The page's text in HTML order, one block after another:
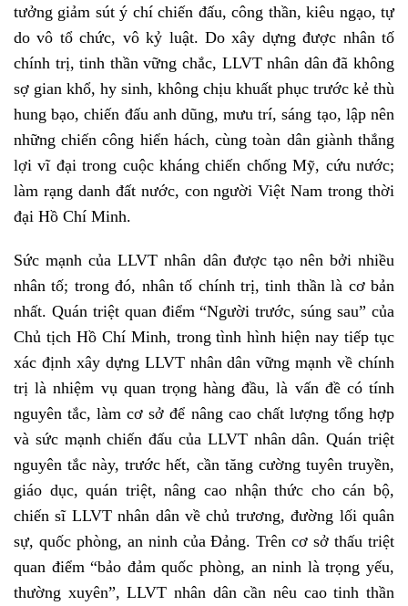
tưởng giảm sút ý chí chiến đấu, công thần, kiêu ngạo, tự
do vô tổ chức, vô kỷ luật. Do xây dựng được nhân tố
chính trị, tinh thần vững chắc, LLVT nhân dân đã không
sợ gian khổ, hy sinh, không chịu khuất phục trước kẻ thù
hung bạo, chiến đấu anh dũng, mưu trí, sáng tạo, lập nên
những chiến công hiển hách, cùng toàn dân giành thắng
lợi vĩ đại trong cuộc kháng chiến chống Mỹ, cứu nước;
làm rạng danh đất nước, con người Việt Nam trong thời
đại Hồ Chí Minh.
Sức mạnh của LLVT nhân dân được tạo nên bởi nhiều
nhân tố; trong đó, nhân tố chính trị, tinh thần là cơ bản
nhất. Quán triệt quan điểm “Người trước, súng sau” của
Chủ tịch Hồ Chí Minh, trong tình hình hiện nay tiếp tục
xác định xây dựng LLVT nhân dân vững mạnh về chính
trị là nhiệm vụ quan trọng hàng đầu, là vấn đề có tính
nguyên tắc, làm cơ sở để nâng cao chất lượng tổng hợp
và sức mạnh chiến đấu của LLVT nhân dân. Quán triệt
nguyên tắc này, trước hết, cần tăng cường tuyên truyền,
giáo dục, quán triệt, nâng cao nhận thức cho cán bộ,
chiến sĩ LLVT nhân dân về chủ trương, đường lối quân
sự, quốc phòng, an ninh của Đảng. Trên cơ sở thấu triệt
quan điểm “bảo đảm quốc phòng, an ninh là trọng yếu,
thường xuyên”, LLVT nhân dân cần nêu cao tinh thần